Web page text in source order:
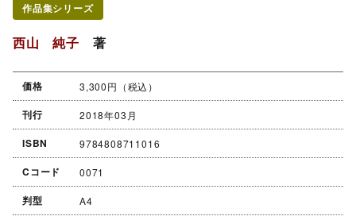
作品集シリーズ
西山 純子 著
価格 3,300円（税込）
刊行 2018年03月
ISBN 9784808711016
Cコード 0071
判型 A4